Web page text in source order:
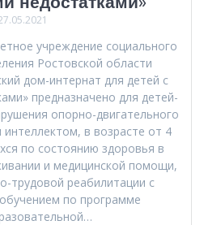
учреждение социального
Ростовской области
дом-интернат для детей с
предназначено для детей-
опорно-двигательного
в возрасте от 4
по состоянию здоровья в
и медицинской помощи,
трудовой реабилитации с
по программе